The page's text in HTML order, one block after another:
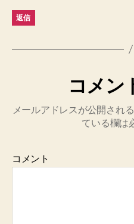
返信
コメン
メールアドレスが公開され
ている欄は
コメント